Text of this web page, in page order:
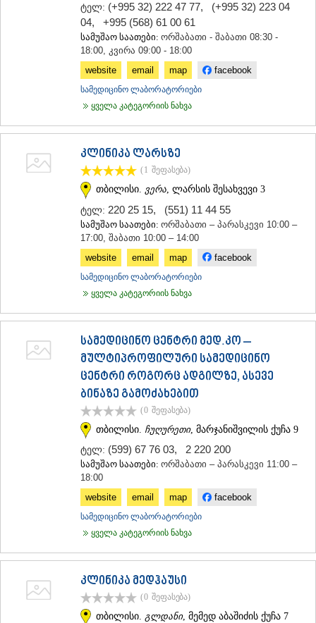
ტელ: (+995 32) 222 47 77, (+995 32) 223 04
04, +995 (568) 61 00 61
სამუშაო საათები: ორშაბათი - შაბათი 08:30 -
18:00, კვირა 09:00 - 18:00
website
email map facebook
სამედიცინო ლაბორატორიები
ყველა კატეგორიის ნახვა
კლინიკა ლარსზე
(1 შეფასება)
თბილისი. ვერა , ლარსის შესახვევი 3
ტელ: 220 25 15, (551) 11 44 55
სამუშაო საათები: ორშაბათი – პარასკევი 10:00 –
17:00, შაბათი 10:00 – 14:00
website
email map facebook
სამედიცინო ლაბორატორიები
ყველა კატეგორიის ნახვა
სამედიცინო ცენტრი მედ.კო –
მულტიპროფილური სამედიცინო
ცენტრი როგორც ადგილზე, ასევე
ბინაზე გამოძახებით
(0 შეფასება)
თბილისი. ჩუღურეთი, მარჯანიშვილის ქუჩა 9
ტელ: (599) 67 76 03, 2 220 200
სამუშაო საათები: ორშაბათი – პარასკევი 11:00 –
18:00
website
email map facebook
სამედიცინო ლაბორატორიები
ყველა კატეგორიის ნახვა
კლინიკა მედჰაუსი
(0 შეფასება)
თბილისი. გლდანი, მემედ აბაშიძის ქუჩა 7